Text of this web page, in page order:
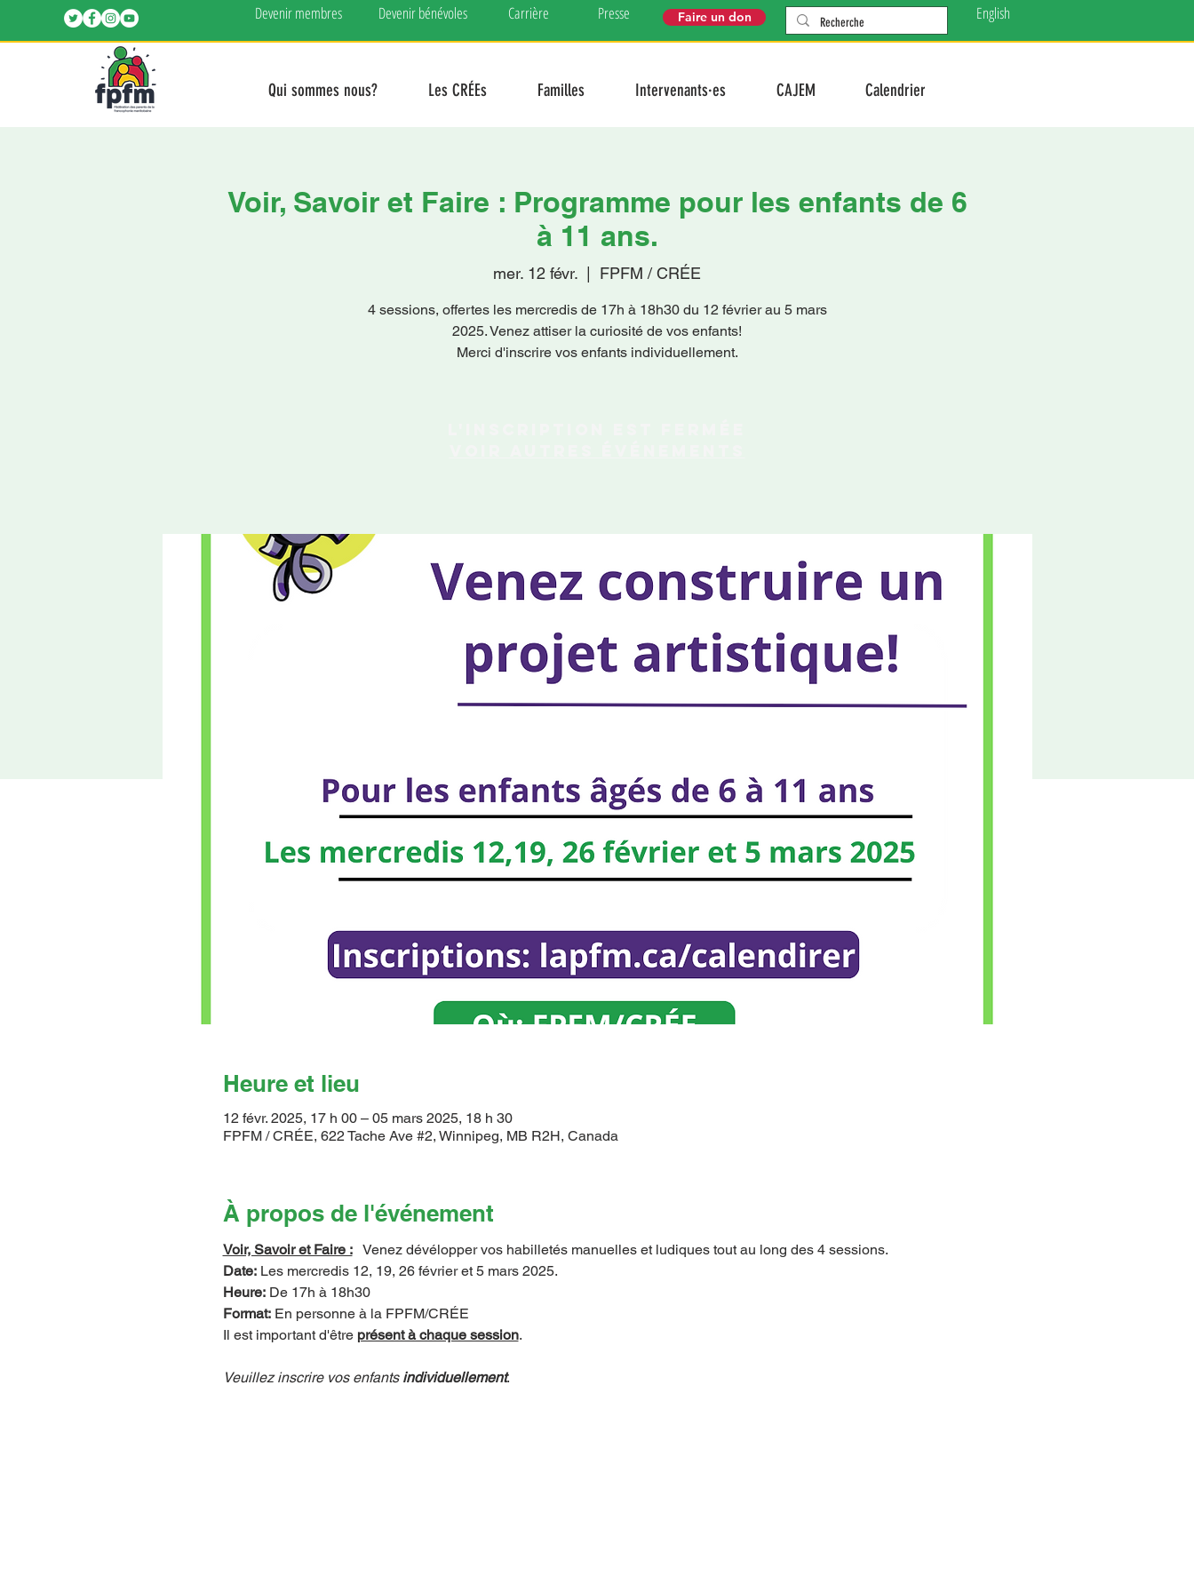
Devenir membres Devenir bénévoles Carrière Presse Faire un don English
Qui sommes nous? Les CRÉEs Familles Intervenants·es CAJEM Calendrier
Voir, Savoir et Faire : Programme pour les enfants de 6
à 11 ans.
mer. 12 févr.
  |
FPFM / CRÉE
4 sessions, offertes les mercredis de 17h à 18h30 du 12 février au 5 mars
2025. Venez attiser la curiosité de vos enfants!
Merci d'inscrire vos enfants individuellement.
Heure et lieu
12 févr. 2025, 17 h 00 – 05 mars 2025, 18 h 30
FPFM / CRÉE, 622 Tache Ave #2, Winnipeg, MB R2H, Canada
À propos de l'événement
Voir, Savoir et Faire : Venez dévélopper vos habilletés manuelles et ludiques tout au long des 4 sessions.
Date: Les mercredis 12, 19, 26 février et 5 mars 2025.
Heure: De 17h à 18h30
Format: En personne à la FPFM/CRÉE
Il est important d'être présent à chaque session.
Veuillez inscrire vos enfants individuellement.